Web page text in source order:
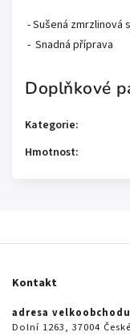
- Sušená zmrzlinová
- Snadná příprava
Doplňkové
Kategorie:
Hmotnost:
Kontakt
adresa velkoobchodu
Dolní 1263, 37004